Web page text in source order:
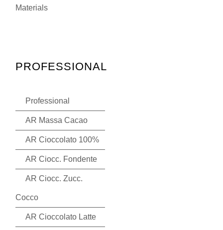
Materials
PROFESSIONAL
Professional
AR Massa Cacao
AR Cioccolato 100%
AR Ciocc. Fondente
AR Ciocc. Zucc.
Cocco
AR Cioccolato Latte